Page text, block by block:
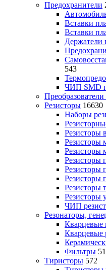
Предохранители
Вставки
Вставки
Держатели
543
ЧИП SMD
Резисторы 16630
Наборы
Резисторы
Резисторы
Резисторы
Резисторы
Резисторы
Резисторы
Резисторы
Резисторы
ЧИП
Резонаторы,
Кварцевые
Кварцевые
Фильтры 51
Тиристоры 572